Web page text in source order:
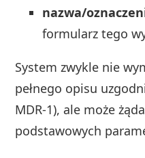
nazwa/
formularz tego
System zwykle nie
pełnego opisu
MDR‑1), ale może
podstawowych